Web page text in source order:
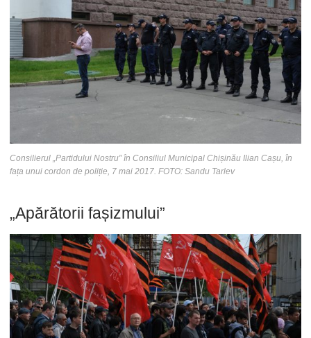
Consilierul „Partidului Nostru” în Consiliul Municipal Chișinău Ilian Cașu, în
fața unui cordon de poliție, 7 mai 2017. FOTO: Sandu Tarlev
„Apărătorii fașizmului”